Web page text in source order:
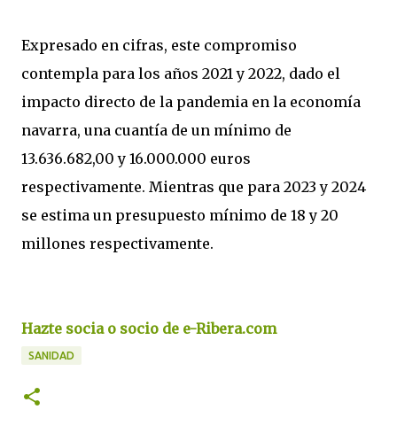
Expresado en cifras, este compromiso
contempla para los años 2021 y 2022, dado el
impacto directo de la pandemia en la economía
navarra, una cuantía de un mínimo de
13.636.682,00 y 16.000.000 euros
respectivamente. Mientras que para 2023 y 2024
se estima un presupuesto mínimo de 18 y 20
millones respectivamente.
Hazte socia o socio de e-Ribera.com
SANIDAD